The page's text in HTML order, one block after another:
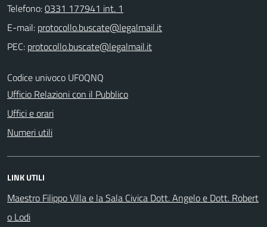
Telefono:0331 177941 int. 1
E-mail:
PEC:
Codice univoco UF0QNQ
Ufficio Relazioni con il Pubblico
Uffici e orari
Numeri utili
LINK UTILI
Maestro Filippo Villa e la Sala Civica Dott. Angelo e Dott. Robert
o Lodi